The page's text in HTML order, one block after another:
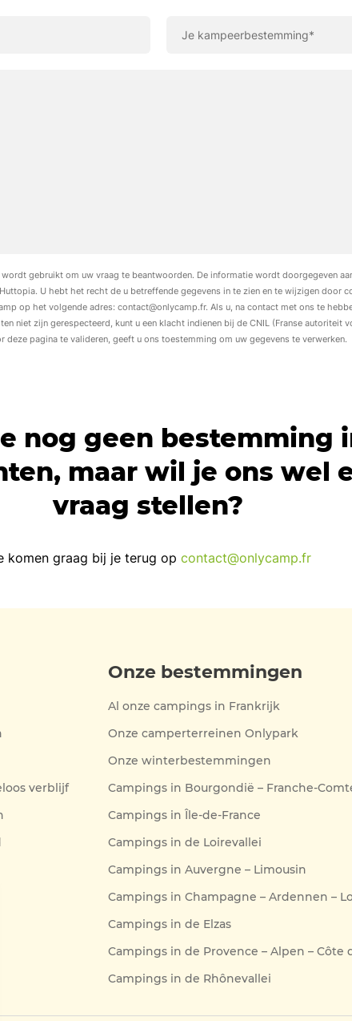
gebruikt om uw vraag te beantwoorden. De informatie wordt doorgegeven
U hebt het recht de u betreffende gegevens in te zien en te wijzigen door
op het volgende adres: contact@onlycamp.fr. Als u, na contact met ons te
niet zijn gerespecteerd, kunt u een klacht indienen bij de CNIL (Franse autoriteit
deze pagina te valideren, geeft u ons toestemming om uw gegevens te verwerken.
nog geen bestemming
maar wil je ons wel
vraag stellen?
komen graag bij je terug op contact@onlycamp.fr
verblijf
Onze bestemmingen
Al onze campings in Frankrijk
Onze camperterreinen Onlypark
Onze winterbestemmingen
Campings in Bourgondië – Franche-
Campings in Île-de-France
Campings in de Loirevallei
Campings in Auvergne – Limousin
Campings in Champagne – Ardennen –
Campings in de Elzas
Campings in de Provence – Alpen – Côte
Campings in de Rhônevallei